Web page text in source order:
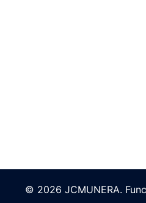
© 2026 JCMUNERA.